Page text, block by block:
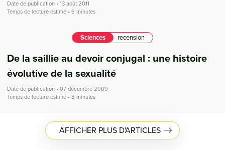
Date de publication • 13 août 2011
Temps de lecture estimé • 6 minutes
Sciences recension
De la saillie au devoir conjugal : une histoire
évolutive de la sexualité
Date de publication • 07 décembre 2009
Temps de lecture estimé • 8 minutes
AFFICHER PLUS D'ARTICLES